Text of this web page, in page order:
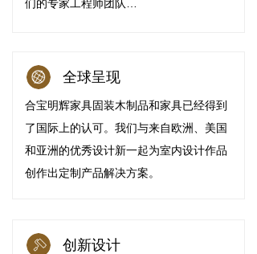
创新设计
们的专家工程师团队…
合宝明辉家具固装木制品和家具已经得到
了国际上的认可。我们与来自欧洲、美国
和亚洲的优秀设计新一起为室内设计作品
创作出定制产品解决方案。
全球呈现